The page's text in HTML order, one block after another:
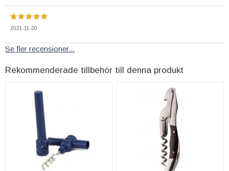
2021-11-20
Se fler recensioner...
Rekommenderade tillbehör till denna produkt